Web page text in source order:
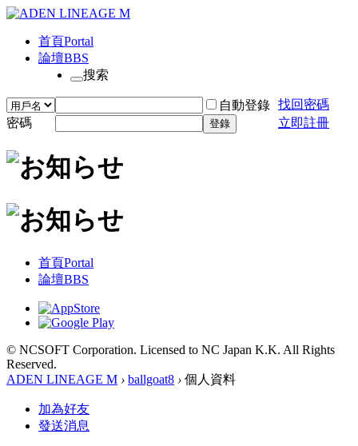
首頁Portal
論壇BBS
搜索
自動登錄 找回密碼
密碼
登錄 立即註冊
首頁Portal
論壇BBS
© NCSOFT Corporation. Licensed to NC Japan K.K. All Rights
Reserved.
ADEN LINEAGE M › ballgoat8 › 個人資料
加為好友
發送消息